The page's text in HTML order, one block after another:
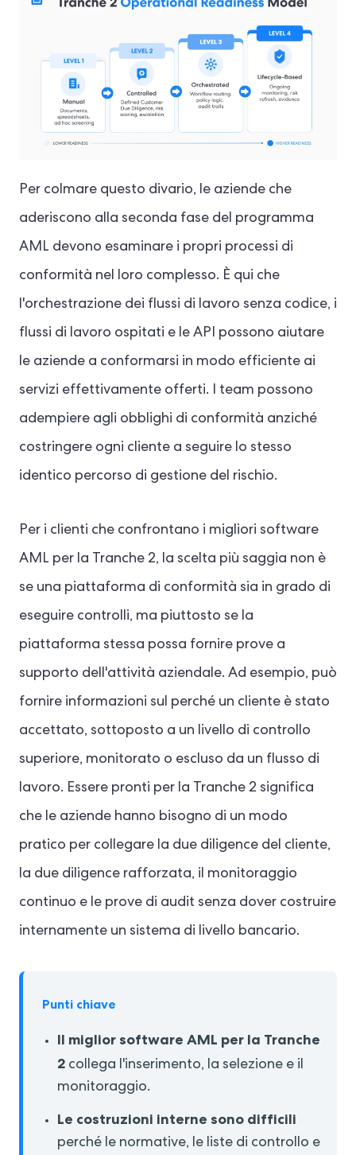
Per colmare questo divario, le aziende che
aderiscono alla seconda fase del programma
AML devono esaminare i propri processi di
conformità nel loro complesso. È qui che
l'orchestrazione dei flussi di lavoro senza codice, i
flussi di lavoro ospitati e le API possono aiutare
le aziende a conformarsi in modo efficiente ai
servizi effettivamente offerti. I team possono
adempiere agli obblighi di conformità anziché
costringere ogni cliente a seguire lo stesso
identico percorso di gestione del rischio.
Per i clienti che confrontano i migliori software
AML per la Tranche 2, la scelta più saggia non è
se una piattaforma di conformità sia in grado di
eseguire controlli, ma piuttosto se la
piattaforma stessa possa fornire prove a
supporto dell'attività aziendale. Ad esempio, può
fornire informazioni sul perché un cliente è stato
accettato, sottoposto a un livello di controllo
superiore, monitorato o escluso da un flusso di
lavoro. Essere pronti per la Tranche 2 significa
che le aziende hanno bisogno di un modo
pratico per collegare la due diligence del cliente,
la due diligence rafforzata, il monitoraggio
continuo e le prove di audit senza dover costruire
internamente un sistema di livello bancario.
Punti chiave
Il miglior software AML per la Tranche
2 collega l'inserimento, la selezione e il
monitoraggio.
Le costruzioni interne sono difficili
perché le normative, le liste di controllo e